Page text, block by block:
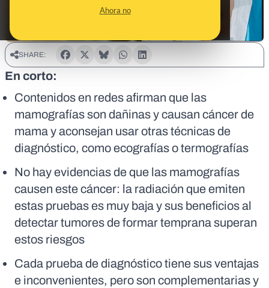
Ahora no
SHARE:
En corto:
Contenidos en redes afirman que las
mamografías son dañinas y causan cáncer de
mama y aconsejan usar otras técnicas de
diagnóstico, como ecografías o termografías
No hay evidencias de que las mamografías
causen este cáncer: la radiación que emiten
estas pruebas es muy baja y sus beneficios al
detectar tumores de formar temprana superan
estos riesgos
Cada prueba de diagnóstico tiene sus ventajas
e inconvenientes, pero son complementarias y